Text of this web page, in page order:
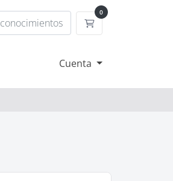
0
Carrito
Cuenta